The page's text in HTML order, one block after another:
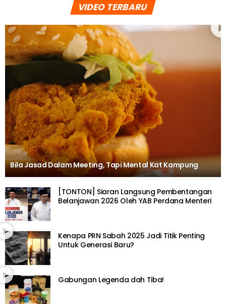
VIDEO TERBARU
Bila Jasad Dalam Meeting, Tapi Mental Kat Kampung
[TONTON] Siaran Langsung Pembentangan
Belanjawan 2026 Oleh YAB Perdana Menteri
Kenapa PRN Sabah 2025 Jadi Titik Penting
Untuk Generasi Baru?
Gabungan Legenda dah Tiba!